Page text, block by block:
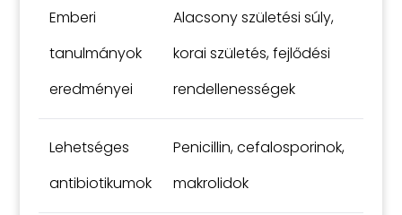
Emberi
tanulmányok
eredményei
Alacsony születési súly,
korai születés, fejlődési
rendellenességek
Lehetséges
antibiotikumok
Penicillin, cefalosporinok,
makrolidok